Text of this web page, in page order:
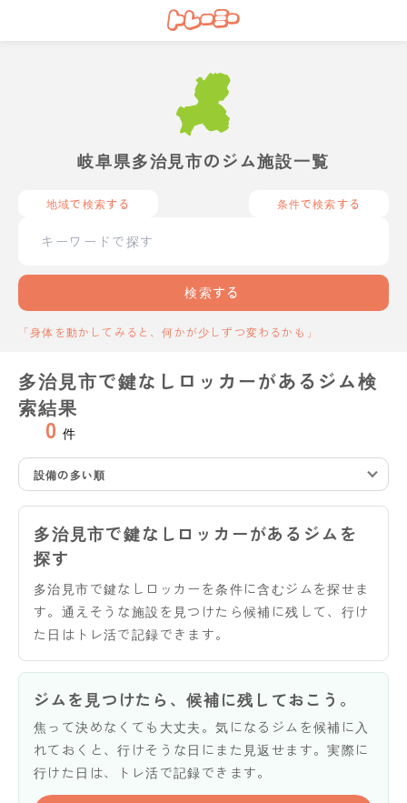
岐阜県多治見市のジム施設一覧
地域で検索する 条件で検索する
検索する
「身体を動かしてみると、何かが少しずつ変わるかも」
多治見市で鍵なしロッカーがあるジム検
索結果
0 件
設備の多い順
多治見市で鍵なしロッカーがあるジムを
探す
多治見市で鍵なしロッカーを条件に含むジムを探せま
す。通えそうな施設を見つけたら候補に残して、行け
た日はトレ活で記録できます。
ジムを見つけたら、候補に残しておこう。
焦って決めなくても大丈夫。気になるジムを候補に入
れておくと、行けそうな日にまた見返せます。実際に
行けた日は、トレ活で記録できます。